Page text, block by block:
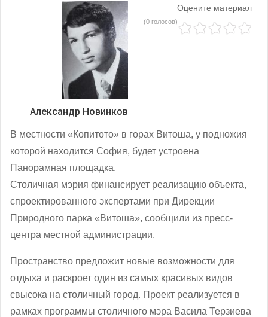
Александр Новинков
Оцените материал
(0 голосов)
В местности «Копитото» в горах Витоша, у подножия
которой находится София, будет устроена
Панорамная площадка.
Столичная мэрия финансирует реализацию объекта,
спроектированного экспертами при Дирекции
Природного парка «Витоша», сообщили из пресс-
центра местной администрации.
Пространство предложит новые возможности для
отдыха и раскроет один из самых красивых видов
свысока на столичный город. Проект реализуется в
рамках программы столичного мэра Васила Терзиева